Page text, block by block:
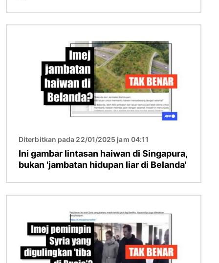
Diterbitkan pada 22/01/2025 jam 04:11
Ini gambar lintasan haiwan di Singapura,
bukan 'jambatan hidupan liar di Belanda'